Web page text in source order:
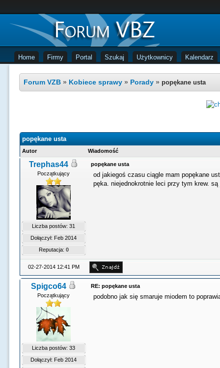
Home Firmy Portal Szukaj Użytkownicy Kalendarz
Forum VZB » Kobiece sprawy » Porady » popękane usta
popękane usta
Autor Wiadomość
Trephas44
Początkujący
Liczba postów: 31
Dołączył: Feb 2014
Reputacja: 0
popękane usta
od jakiegoś czasu ciągle mam popękane
pęka. niejednokrotnie leci przy tym krew.
02-27-2014 12:41 PM
Spigco64
Początkujący
Liczba postów: 33
Dołączył: Feb 2014
RE: popękane usta
podobno jak się smaruje miodem to